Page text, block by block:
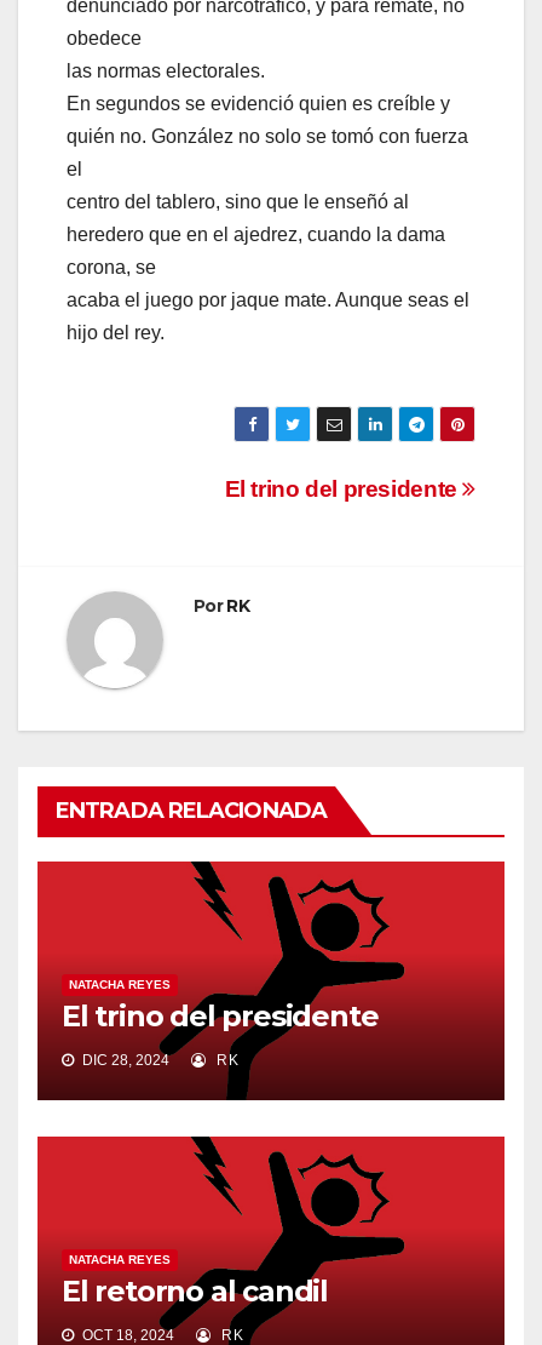
denunciado por narcotráfico, y para remate, no
obedece
las normas electorales.
En segundos se evidenció quien es creíble y
quién no. González no solo se tomó con fuerza
el
centro del tablero, sino que le enseñó al
heredero que en el ajedrez, cuando la dama
corona, se
acaba el juego por jaque mate. Aunque seas el
hijo del rey.
Navegación
entradas
El trino del presidente
PorRK
ENTRADA RELACIONADA
NATACHA REYES
El trino del presidente
DIC 28, 2024 RK
NATACHA REYES
El retorno al candil
OCT 18, 2024 RK